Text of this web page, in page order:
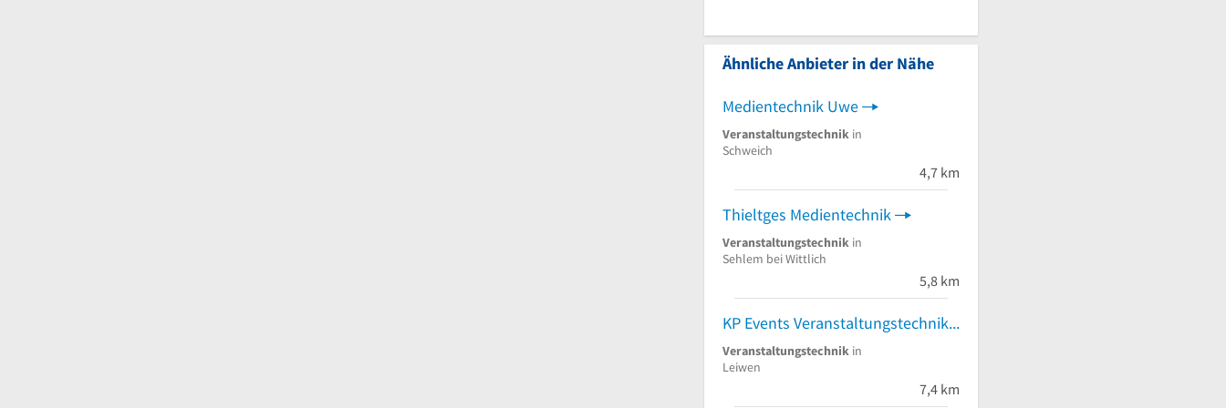
Ähnliche Anbieter in der Nähe
Medientechnik Uwe
Veranstaltungstechnik in
Schweich
4,7 km
Thieltges Medientechnik
Veranstaltungstechnik in
Sehlem bei Wittlich
5,8 km
KP Events Veranstaltungstechnik
Veranstaltungstechnik in
Leiwen
7,4 km